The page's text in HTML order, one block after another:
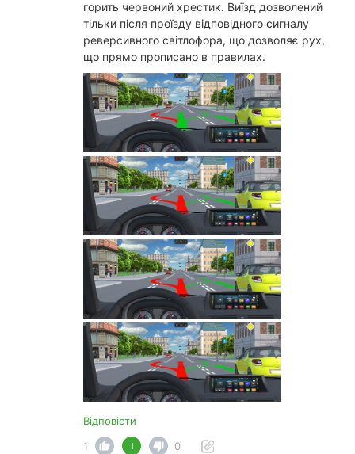
горить червоний хрестик. Виїзд дозволений
тільки після проїзду відповідного сигналу
реверсивного світлофора, що дозволяє рух,
що прямо прописано в правилах.
Відповісти
1
1 0